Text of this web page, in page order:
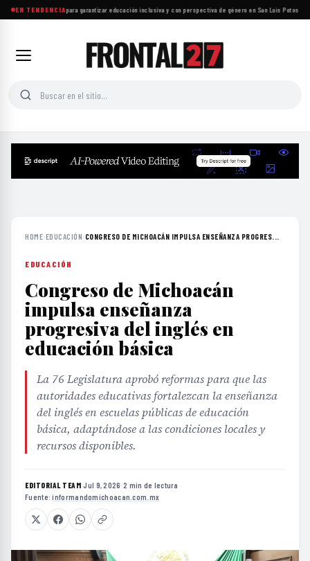
EN TENDENCIA
Proponen reformas para garantizar educación inclusiva y con perspectiva de género en San Luis Potosí·
HOME›EDUCACIÓN› CONGRESO DE MICHOACÁN IMPULSA ENSEÑANZA PROGRES...
EDUCACIÓN
Congreso de Michoacán
impulsa enseñanza
progresiva del inglés en
educación básica
La 76 Legislatura aprobó reformas para que las
autoridades educativas fortalezcan la enseñanza
del inglés en escuelas públicas de educación
básica, adaptándose a las condiciones locales y
recursos disponibles.
EDITORIAL TEAM·Jul 9, 2026 ·2 min de lectura ·
Fuente:informandomichoacan.com.mx